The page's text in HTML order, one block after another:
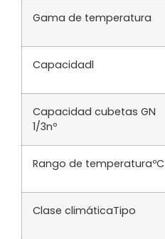
Gama de temperatura
Capacidadl
Capacidad cubetas GN
1/3nº
Rango de temperaturaºC
Clase climáticaTipo